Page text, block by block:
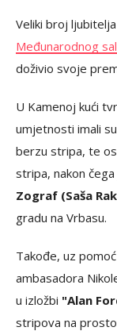
Veliki broj
Međunarodnog
doživio svoje
U Kamenoj kući
umjetnosti imali
berzu stripa, te
stripa, nakon
Zograf (Saša
gradu na Vrbasu.
Takođe, uz
ambasadora
u izložbi "Alan
stripova na